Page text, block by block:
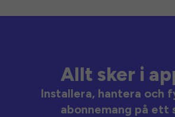
Allt sker i
Installera, hantera och
abonnemang på ett